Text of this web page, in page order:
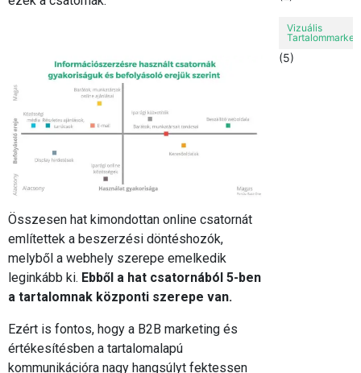
Összesen hat kimondottan online csatornát
említettek a beszerzési döntéshozók,
melyből a webhely szerepe emelkedik
leginkább ki. Ebből a hat csatornából 5-ben
a tartalomnak központi szerepe van.
Ezért is fontos, hogy a B2B marketing és
értékesítésben a tartalomalapú
kommunikációra nagy hangsúlyt fektessen
Vizuális
(5)